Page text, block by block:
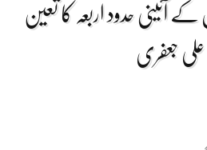
کے آئینی حدود اربعہ کا تعین
علی جعفری